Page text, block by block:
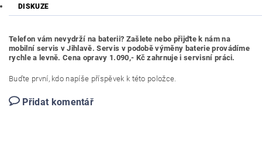
DISKUZE
Telefon vám nevydrží na baterii? Zašlete nebo přijďte k nám na
mobilní servis v Jihlavě. Servis v podobě výměny baterie provádíme
rychle a levně. Cena opravy 1.090,- Kč zahrnuje i servisní práci.
Buďte první, kdo napíše příspěvek k této položce.
Přidat komentář